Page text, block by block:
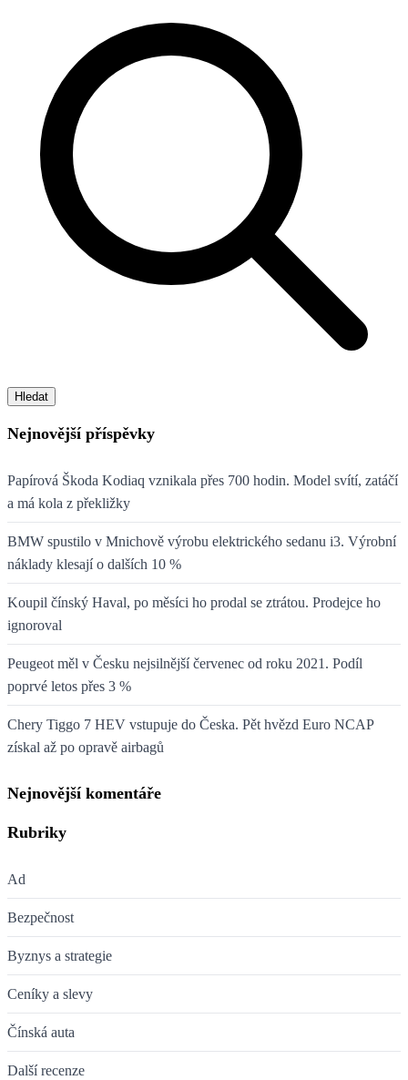
Hledat
Nejnovější příspěvky
Papírová Škoda Kodiaq vznikala přes 700 hodin. Model svítí, zatáčí
a má kola z překližky
BMW spustilo v Mnichově výrobu elektrického sedanu i3. Výrobní
náklady klesají o dalších 10 %
Koupil čínský Haval, po měsíci ho prodal se ztrátou. Prodejce ho
ignoroval
Peugeot měl v Česku nejsilnější červenec od roku 2021. Podíl
poprvé letos přes 3 %
Chery Tiggo 7 HEV vstupuje do Česka. Pět hvězd Euro NCAP
získal až po opravě airbagů
Nejnovější komentáře
Rubriky
Ad
Bezpečnost
Byznys a strategie
Ceníky a slevy
Čínská auta
Další recenze